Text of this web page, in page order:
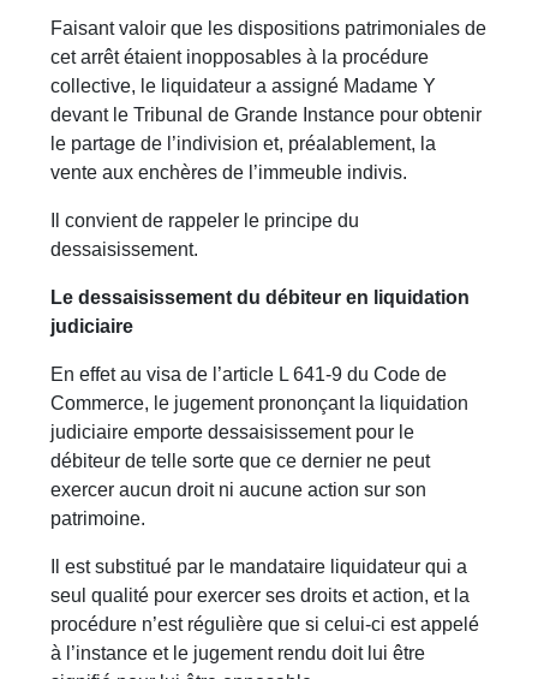
Faisant valoir que les dispositions patrimoniales de
cet arrêt étaient inopposables à la procédure
collective, le liquidateur a assigné Madame Y
devant le Tribunal de Grande Instance pour obtenir
le partage de l’indivision et, préalablement, la
vente aux enchères de l’immeuble indivis.
Il convient de rappeler le principe du
dessaisissement.
Le dessaisissement du débiteur en liquidation
judiciaire
En effet au visa de l’article L 641-9 du Code de
Commerce, le jugement prononçant la liquidation
judiciaire emporte dessaisissement pour le
débiteur de telle sorte que ce dernier ne peut
exercer aucun droit ni aucune action sur son
patrimoine.
Il est substitué par le mandataire liquidateur qui a
seul qualité pour exercer ses droits et action, et la
procédure n’est régulière que si celui-ci est appelé
à l’instance et le jugement rendu doit lui être